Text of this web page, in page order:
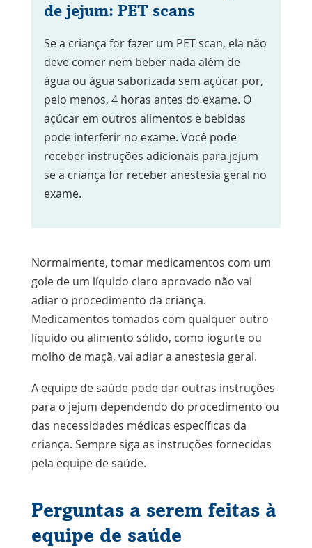
de jejum: PET scans
Se a criança for fazer um PET scan, ela não
deve comer nem beber nada além de
água ou água saborizada sem açúcar por,
pelo menos, 4 horas antes do exame. O
açúcar em outros alimentos e bebidas
pode interferir no exame. Você pode
receber instruções adicionais para jejum
se a criança for receber anestesia geral no
exame.
Normalmente, tomar medicamentos com um
gole de um líquido claro aprovado não vai
adiar o procedimento da criança.
Medicamentos tomados com qualquer outro
líquido ou alimento sólido, como iogurte ou
molho de maçã, vai adiar a anestesia geral.
A equipe de saúde pode dar outras instruções
para o jejum dependendo do procedimento ou
das necessidades médicas específicas da
criança. Sempre siga as instruções fornecidas
pela equipe de saúde.
Perguntas a serem feitas à
equipe de saúde